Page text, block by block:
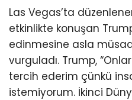
Las Vegas’ta
etkinlikte konuşan
edinmesine asla
vurguladı. Trump,
tercih ederim çünkü
istemiyorum. İkinci